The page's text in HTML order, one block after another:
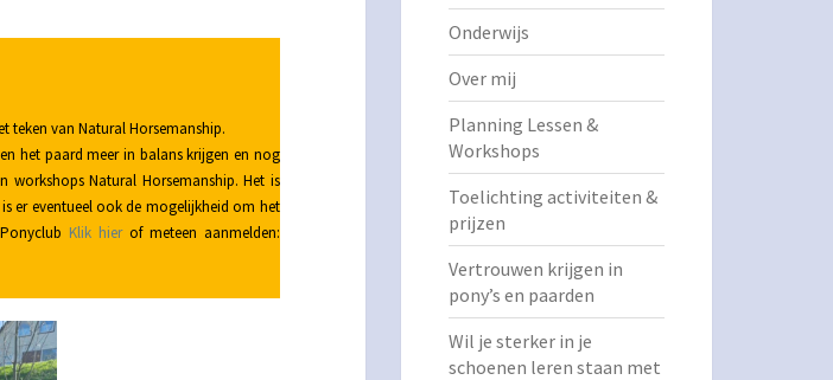
teken van Natural Horsemanship.
het paard meer in balans krijgen en nog
workshops Natural Horsemanship. Het is
er eventueel ook de mogelijkheid om het
Klik hierof meteen aanmelden:
Onderwijs
Over mij
Planning Lessen &
Workshops
Toelichting activiteiten &
prijzen
Vertrouwen krijgen in
pony’s en paarden
Wil je sterker in je
schoenen leren staan met